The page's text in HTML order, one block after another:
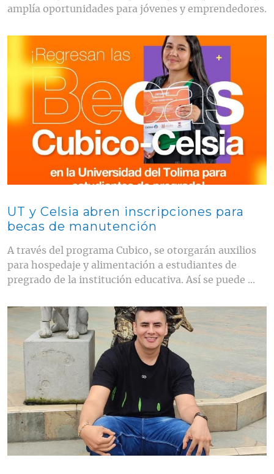
amplía oportunidades para jóvenes y emprendedores.
UT y Celsia abren inscripciones para
becas de manutención
A través del programa Cubico, se otorgarán auxilios
para hospedaje y alimentación a estudiantes de
pregrado de la institución educativa. Así se puede ...
Contenido multimedia principal